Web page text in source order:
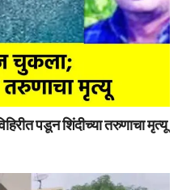
पडून शिंदीच्या तरुणाचा मृत्यू